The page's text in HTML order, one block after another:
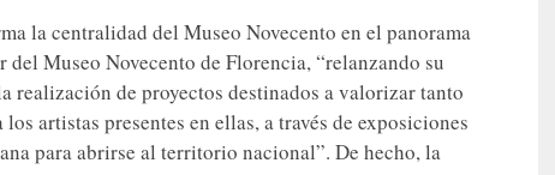
la centralidad del Museo Novecento en el panorama
Museo Novecento de Florencia, “relanzando su
de proyectos destinados a valorizar tanto
artistas presentes en ellas, a través de exposiciones
para abrirse al territorio nacional”. De hecho, la